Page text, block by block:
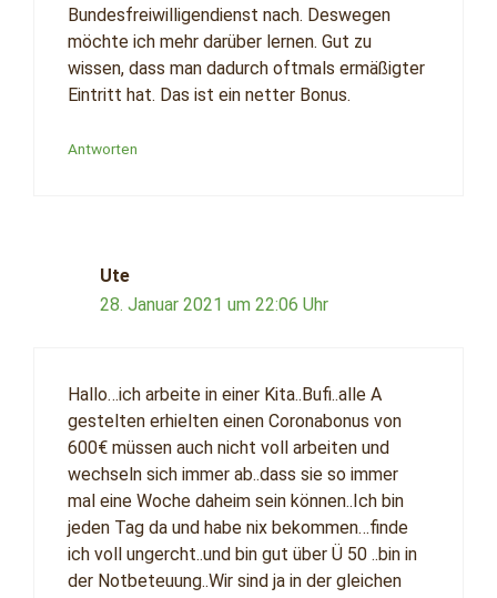
Bundesfreiwilligendienst nach. Deswegen
möchte ich mehr darüber lernen. Gut zu
wissen, dass man dadurch oftmals ermäßigter
Eintritt hat. Das ist ein netter Bonus.
Antworten
Ute
28. Januar 2021 um 22:06 Uhr
Hallo…ich arbeite in einer Kita..Bufi..alle A
gestelten erhielten einen Coronabonus von
600€ müssen auch nicht voll arbeiten und
wechseln sich immer ab..dass sie so immer
mal eine Woche daheim sein können..Ich bin
jeden Tag da und habe nix bekommen…finde
ich voll ungercht..und bin gut über Ü 50 ..bin in
der Notbeteuung..Wir sind ja in der gleichen